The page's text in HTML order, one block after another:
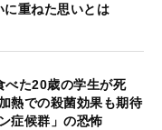
重ねた思いとは
べた20歳の学生が死
熱での殺菌効果も期待
症候群」の恐怖